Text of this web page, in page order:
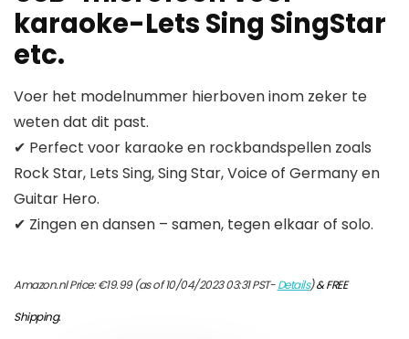
karaoke-Lets Sing SingStar
etc.
Voer het modelnummer hierboven inom zeker te
weten dat dit past.
✔ Perfect voor karaoke en rockbandspellen zoals
Rock Star, Lets Sing, Sing Star, Voice of Germany en
Guitar Hero.
✔ Zingen en dansen – samen, tegen elkaar of solo.
Amazon.nl Price:€19.99(as of 10/04/2023 03:31 PST-Details)&FREE
Shipping.